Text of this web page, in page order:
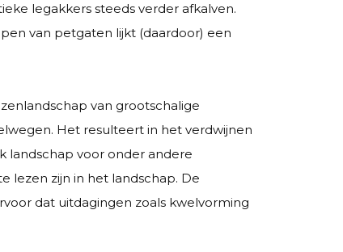
legakkers steeds verder afkalven.
van petgaten lijkt (daardoor) een
van grootschalige
Het resulteert in het verdwijnen
landschap voor onder andere
lezen zijn in het landschap. De
dat uitdagingen zoals kwelvorming